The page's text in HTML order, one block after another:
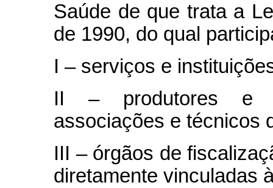
Saúde de que trata a
de 1990, do qual
I – serviços e
II – produtores e
associações e técnicos
III – órgãos de
diretamente vinculadas